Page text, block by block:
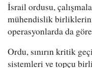
İsrail ordusu,
mühendislik
operasyonlarda da
Ordu, sınırın kritik
sistemleri ve topçu